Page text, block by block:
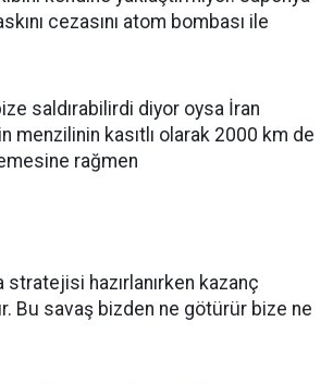
cezasını atom bombası ile
saldırabilirdi diyor oysa İran
menzilinin kasıtlı olarak 2000 km de
rağmen
stratejisi hazırlanırken kazanç
Bu savaş bizden ne götürür bize ne